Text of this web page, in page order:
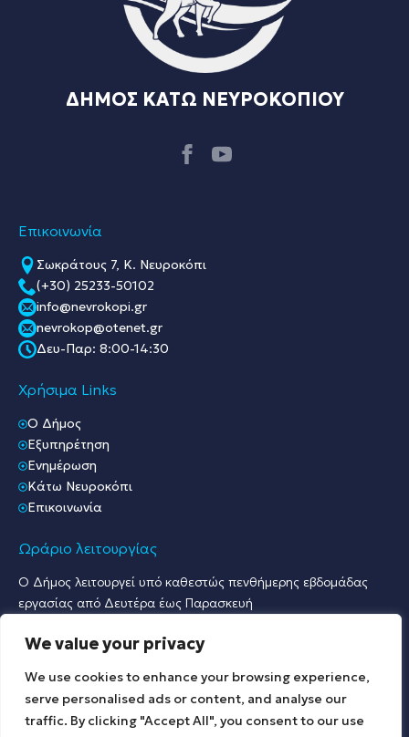
We value your privacy
We use cookies to enhance your browsing experience,
serve personalised ads or content, and analyse our
traffic. By clicking "Accept All", you consent to our use
ΔΗΜΟΣ ΚΑΤΩ ΝΕΥΡΟΚΟΠΙΟΥ
Επικοινωνία
Σωκράτους 7, Κ. Νευροκόπι
(+30) 25233-50102
info@nevrokopi.gr
nevrokop@otenet.gr
Δευ-Παρ: 8:00-14:30
Χρήσιμα Links
O Δήμος
Εξυπηρέτηση
Ενημέρωση
Κάτω Νευροκόπι
Επικοινωνία
Ωράριο λειτουργίας
Ο Δήμος λειτουργεί υπό καθεστώς πενθήμερης εβδομάδας
εργασίας από Δευτέρα έως Παρασκευή
Γραφείο Πρωτοκόλλου & Γραφεία Υποδοχής Πολιτών:
Λοιπές Υπηρεσίες:
Δευτέρα έως Παρασκευή: 09:00 – 15:00.